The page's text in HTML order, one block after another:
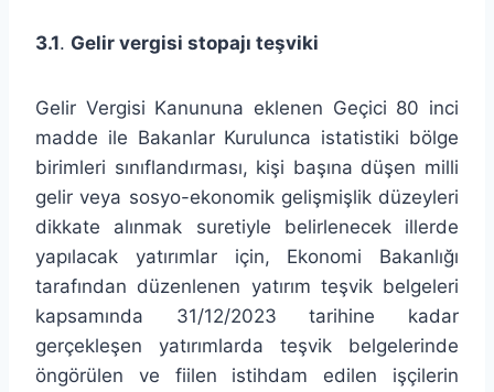
3.1. Gelir vergisi stopajı teşviki
Gelir Vergisi Kanununa eklenen Geçici 80 inci
madde ile Bakanlar Kurulunca istatistiki bölge
birimleri sınıflandırması, kişi başına düşen milli
gelir veya sosyo-ekonomik gelişmişlik düzeyleri
dikkate alınmak suretiyle belirlenecek illerde
yapılacak yatırımlar için, Ekonomi Bakanlığı
tarafından düzenlenen yatırım teşvik belgeleri
kapsamında 31/12/2023 tarihine kadar
gerçekleşen yatırımlarda teşvik belgelerinde
öngörülen ve fiilen istihdam edilen işçilerin